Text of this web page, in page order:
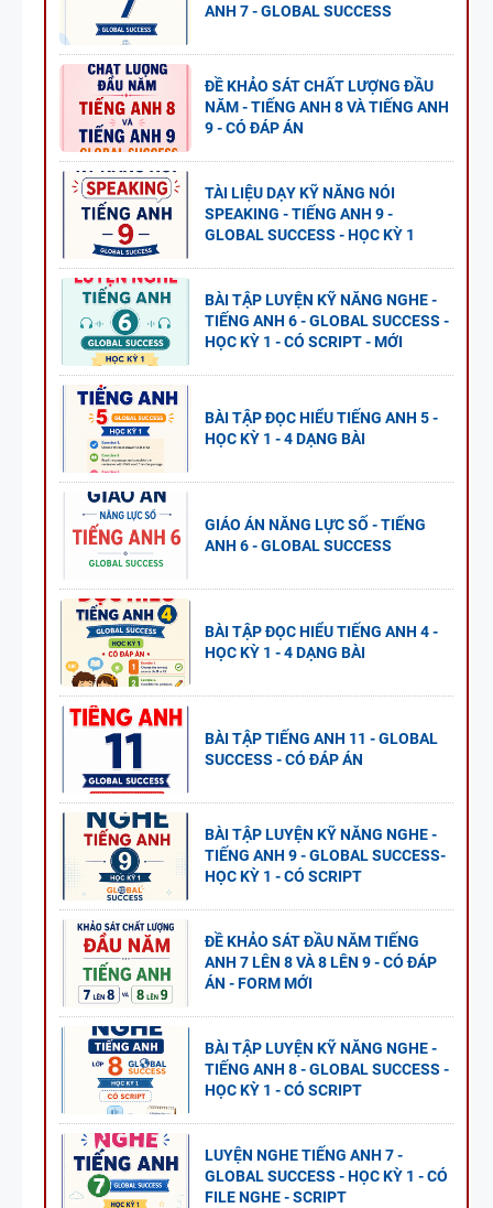
ANH 7 - GLOBAL SUCCESS
ĐỀ KHẢO SÁT CHẤT LƯỢNG ĐẦU
NĂM - TIẾNG ANH 8 VÀ TIẾNG ANH
9 - CÓ ĐÁP ÁN
TÀI LIỆU DẠY KỸ NĂNG NÓI
SPEAKING - TIẾNG ANH 9 -
GLOBAL SUCCESS - HỌC KỲ 1
BÀI TẬP LUYỆN KỸ NĂNG NGHE -
TIẾNG ANH 6 - GLOBAL SUCCESS -
HỌC KỲ 1 - CÓ SCRIPT - MỚI
BÀI TẬP ĐỌC HIỂU TIẾNG ANH 5 -
HỌC KỲ 1 - 4 DẠNG BÀI
GIÁO ÁN NĂNG LỰC SỐ - TIẾNG
ANH 6 - GLOBAL SUCCESS
BÀI TẬP ĐỌC HIỂU TIẾNG ANH 4 -
HỌC KỲ 1 - 4 DẠNG BÀI
BÀI TẬP TIẾNG ANH 11 - GLOBAL
SUCCESS - CÓ ĐÁP ÁN
BÀI TẬP LUYỆN KỸ NĂNG NGHE -
TIẾNG ANH 9 - GLOBAL SUCCESS-
HỌC KỲ 1 - CÓ SCRIPT
ĐỀ KHẢO SÁT ĐẦU NĂM TIẾNG
ANH 7 LÊN 8 VÀ 8 LÊN 9 - CÓ ĐÁP
ÁN - FORM MỚI
BÀI TẬP LUYỆN KỸ NĂNG NGHE -
TIẾNG ANH 8 - GLOBAL SUCCESS -
HỌC KỲ 1 - CÓ SCRIPT
LUYỆN NGHE TIẾNG ANH 7 -
GLOBAL SUCCESS - HỌC KỲ 1 - CÓ
FILE NGHE - SCRIPT